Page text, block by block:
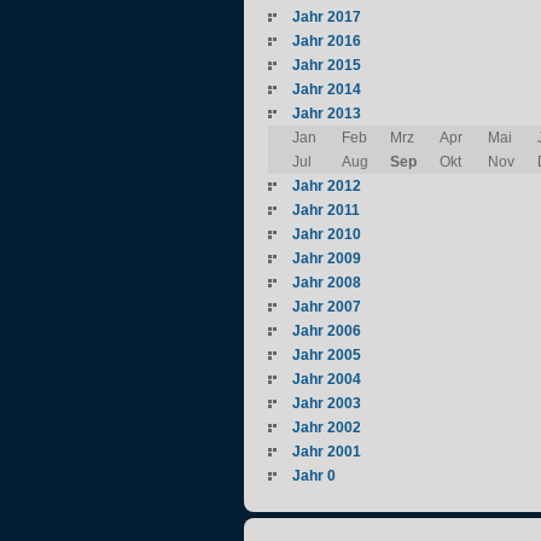
Jahr 2017
Jahr 2016
Jahr 2015
Jahr 2014
Jahr 2013
Jan
Feb Mrz Apr Mai
Jul
Aug Sep Okt Nov
Jahr 2012
Jahr 2011
Jahr 2010
Jahr 2009
Jahr 2008
Jahr 2007
Jahr 2006
Jahr 2005
Jahr 2004
Jahr 2003
Jahr 2002
Jahr 2001
Jahr 0